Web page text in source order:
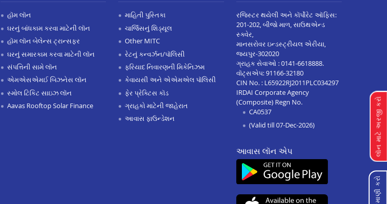
લૉન માટે અરજી કરો
હૉમ લૉન
ઘરનું બાંધકામ કરવા માટેની લૉન
હૉમ લૉન બેલેન્સ ટ્રાન્સફર
ઘરનું સમારકામ કરવા માટેની લૉન
સંપત્તિની સામે લૉન
એમએસએમઈ બિઝનેસ લૉન
સ્મોલ ટિકિટ સાઇઝ લૉન
Aavas Rooftop Solar Finance
માહિતી પુસ્તિકા
ચાર્જિસનું શિડ્યૂલ
Other MITC
રેટનું કન્વર્ઝન/પૉલિસી
ફરિયાદ નિવારણની મિકેનિઝમ
કેવાયસી અને એએમએલ પૉલિસી
ફેર પ્રેક્ટિસ કૉડ
ગ્રાહકો માટેની જાહેરાત
આવાસ ફાઉન્ડેશન
રજિસ્ટર થયેલી અને કૉર્પોરેટ ઑફિસ:
201-202, બીજો માળ, સાઉથએન્ડ
સ્ક્વેર,
માનસરોવર ઇન્ડસ્ટ્રીયલ એરીયા,
જયપુર-302020
ગ્રાહક સેવાઓ :0141-6618888.
વૉટ્સએપ:91166-32180
CIN No. : L65922RJ2011PLC034297
IRDAI Corporate Agency
(Composite) Regn No.
CA0537
(Valid till 07-Dec-2026)
આવાસ લૉન એપ